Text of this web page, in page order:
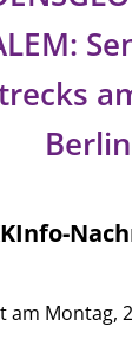
Berlin
Montag,